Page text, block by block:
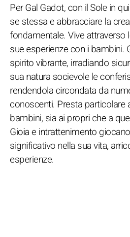
Per Gal Gadot, con il Sole in
se stessa e abbracciare la
fondamentale. Vive attraverso
sue esperienze con i bambini.
spirito vibrante, irradiando
sua natura socievole le
rendendola circondata da
conoscenti. Presta particolare
bambini, sia ai propri che a
Gioia e intrattenimento
significativo nella sua vita,
esperienze.